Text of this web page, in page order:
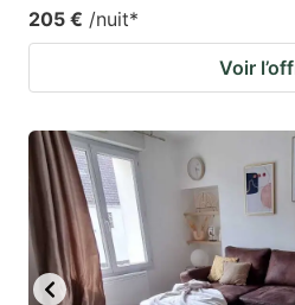
205 € /nuit*
Voir